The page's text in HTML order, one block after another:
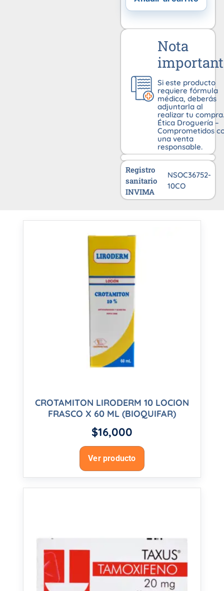
Nota
Si este producto
requiere fórmula
médica, deberás
adjuntarla al
realizar tu compra.
Ética Droguería –
Comprometidos
una venta
responsable.
Registro
sanitario
INVIMA
NSOC36752-
10CO
CROTAMITON LIRODERM 10 LOCION
FRASCO X 60 ML (BIOQUIFAR)
$16,000
Ver producto